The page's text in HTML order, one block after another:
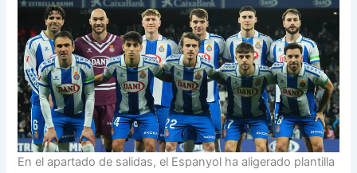
En el apartado de salidas, el Espanyol ha aligerado plantilla